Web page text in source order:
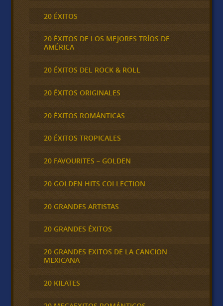
20 ÉXITOS
20 ÉXITOS DE LOS MEJORES TRÍOS DE
AMÉRICA
20 ÉXITOS DEL ROCK & ROLL
20 ÉXITOS ORIGINALES
20 ÉXITOS ROMÁNTICAS
20 ÉXITOS TROPICALES
20 FAVOURITES – GOLDEN
20 GOLDEN HITS COLLECTION
20 GRANDES ARTISTAS
20 GRANDES ÉXITOS
20 GRANDES EXITOS DE LA CANCION
MEXICANA
20 KILATES